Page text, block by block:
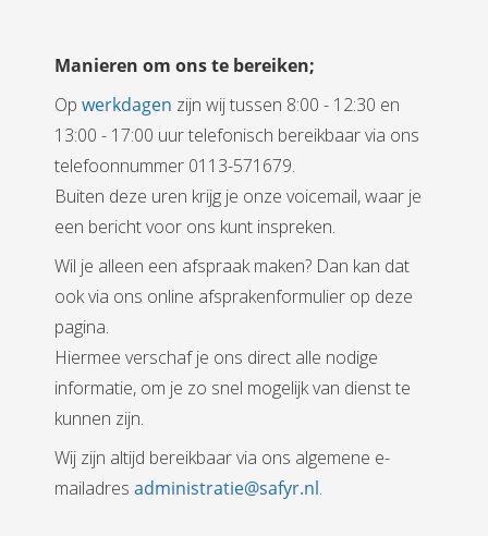
Manieren om ons te bereiken;
Op werkdagen zijn wij tussen 8:00 - 12:30 en
13:00 - 17:00 uur telefonisch bereikbaar via ons
telefoonnummer 0113-571679.
Buiten deze uren krijg je onze voicemail, waar je
een bericht voor ons kunt inspreken.
Wil je alleen een afspraak maken? Dan kan dat
ook via ons online afsprakenformulier op deze
pagina.
Hiermee verschaf je ons direct alle nodige
informatie, om je zo snel mogelijk van dienst te
kunnen zijn.
Wij zijn altijd bereikbaar via ons algemene e-
mailadres administratie@safyr.nl.